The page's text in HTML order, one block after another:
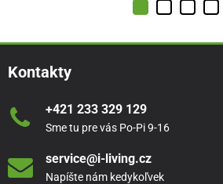
Kontakty
+421 233 329 129
Sme tu pre vás Po-Pi 9-16
service@i-living.cz
Napíšte nám kedykoľvek